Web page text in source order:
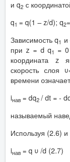
и q2 с
q1 = q(1 – z/d); q2
Зависимость q1 и
при z = d q1 =
координата z
скорость слоя
времени
iнав = dq2 / dt = -
называемый
Используя (2.6)
iнав = q υ /d (2.7)